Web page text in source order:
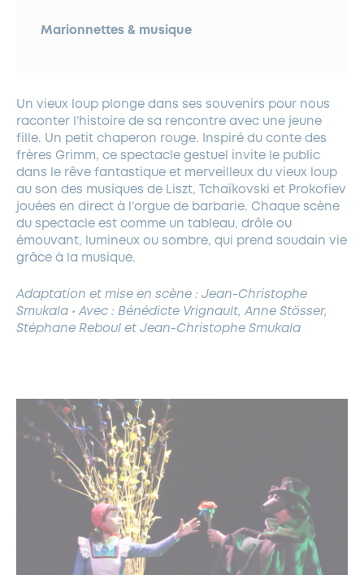
Marionnettes & musique
Un vieux loup plonge dans ses souvenirs pour nous
raconter l’histoire de sa rencontre avec une jeune
fille. Un petit chaperon rouge. Inspiré du conte des
frères Grimm, ce spectacle gestuel invite le public
dans le rêve fantastique et merveilleux du vieux loup
au son des musiques de Liszt, Tchaïkovski et Prokofiev
jouées en direct à l’orgue de barbarie. Chaque scène
du spectacle est comme un tableau, drôle ou
émouvant, lumineux ou sombre, qui prend soudain vie
grâce à la musique.
Adaptation et mise en scène : Jean-Christophe
Smukala • Avec : Bénédicte Vrignault, Anne Stösser,
Stéphane Reboul et Jean-Christophe Smukala